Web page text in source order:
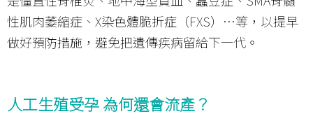
性肌肉萎縮症、X染色體脆折症（FXS）…等，以提早
做好預防措施，避免把遺傳疾病留給下一代。
人工生殖受孕 為何還會流產？